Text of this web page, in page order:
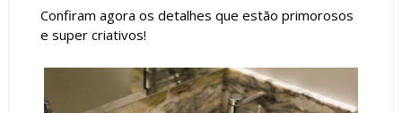
Confiram agora os detalhes que estão primorosos
e super criativos!